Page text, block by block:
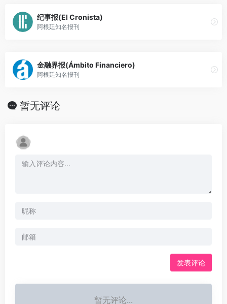
纪事报(El Cronista)
阿根廷知名报刊
金融界报(Ámbito Financiero)
阿根廷知名报刊
暂无评论
发表评论
暂无评论...